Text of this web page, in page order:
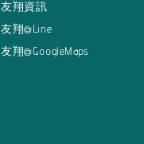
友翔資訊
友翔@Line
友翔@GoogleMaps